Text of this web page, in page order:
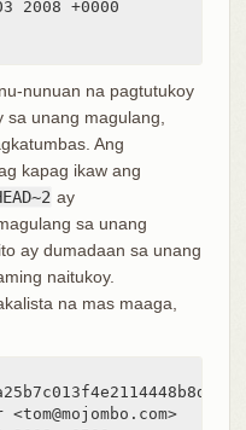
2008 +0000
nunuan na pagtutukoy
unang magulang,
Ang
kapag ikaw ang
ay
sa unang
ay dumadaan sa unang
naitukoy.
na mas maaga,